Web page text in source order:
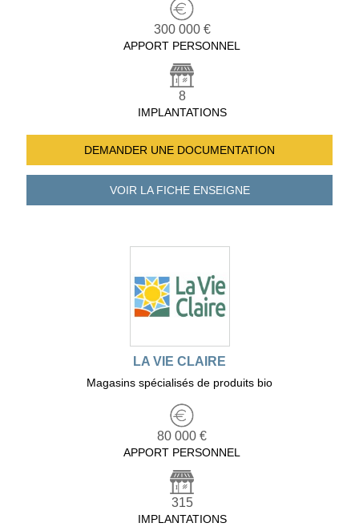
300 000 €
APPORT PERSONNEL
8
IMPLANTATIONS
DEMANDER UNE DOCUMENTATION
VOIR LA FICHEENSEIGNE
LA VIE CLAIRE
Magasins spécialisés de produits bio
80 000 €
APPORT PERSONNEL
315
IMPLANTATIONS